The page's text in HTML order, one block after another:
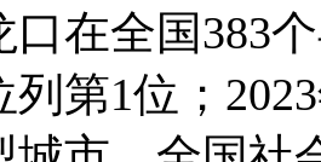
口在全国383
列第1位；